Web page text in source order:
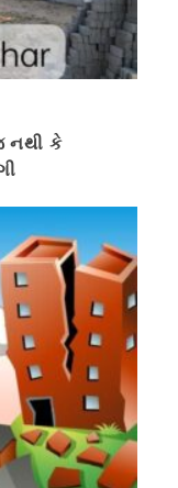
નથી કે